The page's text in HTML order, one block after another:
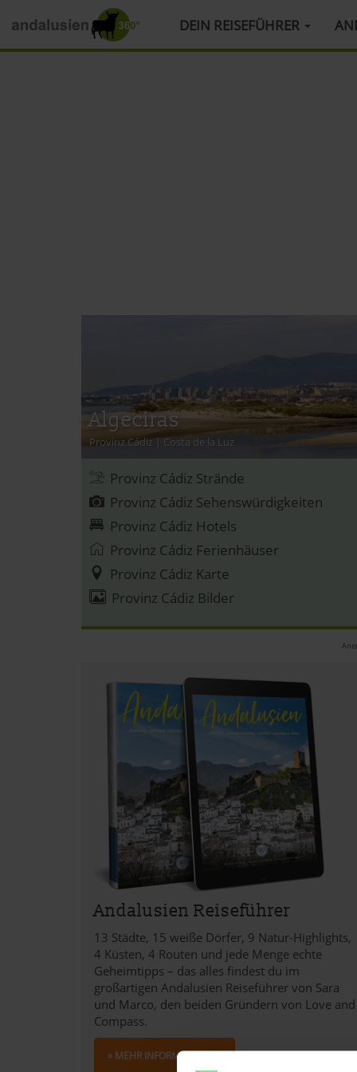
HAUPTMENÜ DEIN REISEFÜHRER
Algeciras
Provinz Cádiz| Costa de la Luz
Provinz Cádiz Strände
Provinz Cádiz Sehenswürdigkeiten
Provinz Cádiz Hotels
Provinz Cádiz Ferienhäuser
Provinz Cádiz Karte
Provinz Cádiz Bilder
Andalusien Reiseführer
13 Städte, 15 weiße Dörfer, 9 Natur-Highlights,
4 Küsten, 4 Routen und jede Menge echte
Geheimtipps – das alles findest du im
großartigen Andalusien Reiseführer von Sara
und Marco, den beiden Gründern von Love and
Compass.
» MEHR INFORMATIONEN